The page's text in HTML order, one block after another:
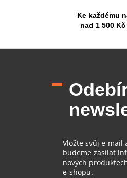
Ke každému
nad 1 500 Kč
Vložte svůj e-mail
budeme zasílat
nových
e-shopu.